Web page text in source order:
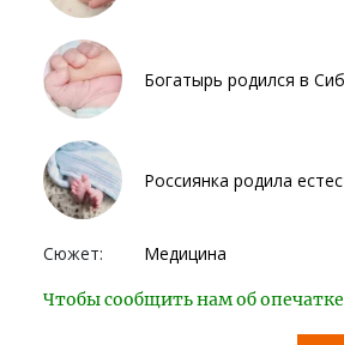
Богатырь родился в
Россиянка родила
Сюжет: Медицина
Чтобы сообщить нам об